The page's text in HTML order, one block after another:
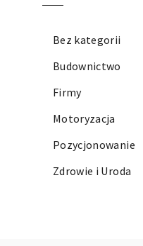
Bez kategorii
Budownictwo
Firmy
Motoryzacja
Pozycjonowanie
Zdrowie i Uroda